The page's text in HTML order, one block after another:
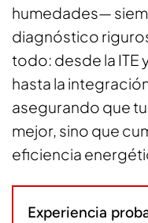
humedades—
diagnóstico
todo: desde la ITE
hasta la
asegurando que
mejor, sino que
eficiencia
Experiencia